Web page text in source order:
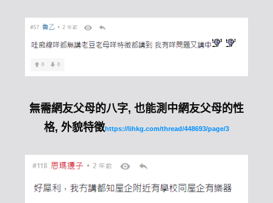
無需網友父母的八字, 也能測中網友父母的性
格, 外貌特徵https://lihkg.com/thread/448693/page/3